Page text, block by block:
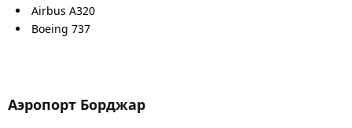
Airbus A320
Boeing 737
Аэропорт Борджар